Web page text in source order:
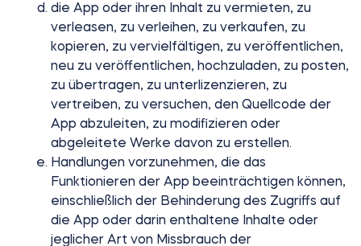
die App oder ihren Inhalt zu vermieten, zu
verleasen, zu verleihen, zu verkaufen, zu
kopieren, zu vervielfältigen, zu veröffentlichen,
neu zu veröffentlichen, hochzuladen, zu posten,
zu übertragen, zu unterlizenzieren, zu
vertreiben, zu versuchen, den Quellcode der
App abzuleiten, zu modifizieren oder
abgeleitete Werke davon zu erstellen.
Handlungen vorzunehmen, die das
Funktionieren der App beeinträchtigen können,
einschließlich der Behinderung des Zugriffs auf
die App oder darin enthaltene Inhalte oder
jeglicher Art von Missbrauch der